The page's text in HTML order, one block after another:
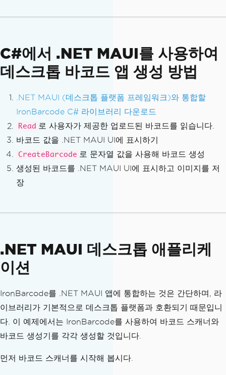
C#에서 .NET MAUI를 사용하여
데스크톱 바코드 앱 생성 방법
.NET MAUI (데스크톱 플랫폼 프레임워크)와 통합할
IronBarcode C# 라이브러리 다운로드
Read 로 사용자가 제공한 업로드된 바코드를 읽습니다.
바코드 값을 .NET MAUI UI에 표시하기
CreateBarcode 로 문자열 값을 사용해 바코드 생성
생성된 바코드를 .NET MAUI UI에 표시하고 이미지를 저
장
.NET MAUI 데스크톱 애플리케
이션
IronBarcode를 .NET MAUI 앱에 통합하는 것은 간단하며, 라
이브러리가 기본적으로 데스크톱 플랫폼과 호환되기 때문입니
다. 이 예제에서는 IronBarcode를 사용하여 바코드 스캐너와
바코드 생성기를 각각 생성할 것입니다.
먼저 바코드 스캐너를 시작해 봅시다.